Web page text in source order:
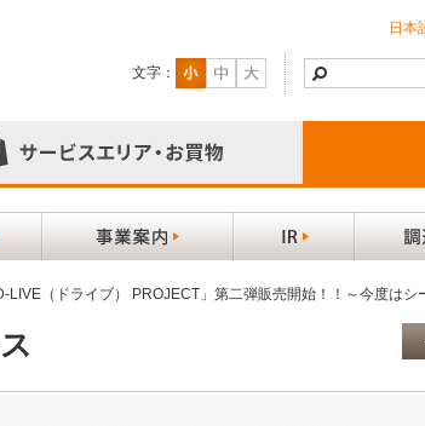
日本
文字：
LIVE（ドライブ） PROJECT」第二弾販売開始！！～今度は